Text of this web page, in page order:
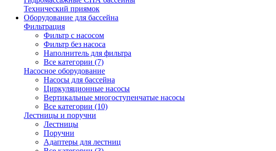
Технический приямок
Оборудование для бассейна
Фильтрация
Фильтр с насосом
Фильтр без насоса
Наполнитель для фильтра
Все категории (7)
Насосное оборудование
Насосы для бассейна
Циркуляционные насосы
Вертикальные многоступенчатые насосы
Все категории (10)
Лестницы и поручни
Лестницы
Поручни
Адаптеры для лестниц